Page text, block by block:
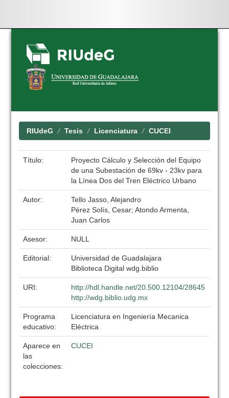
Skip
navigation
RIUdeG Tesis Licenciatura CUCEI
Título:
Proyecto Cálculo y Selección del Equipo
de una Subestación de 69kv - 23kv para
la Línea Dos del Tren Eléctrico Urbano
Autor:
Tello Jasso, Alejandro
Pérez Solís, Cesar; Atondo Armenta,
Juan Carlos
Asesor: NULL
Editorial:
Universidad de Guadalajara
Biblioteca Digital wdg.biblio
URI:
http://hdl.handle.net/20.500.12104/28645
http://wdg.biblio.udg.mx
Programa
educativo:
Licenciatura en Ingeniería Mecanica
Eléctrica
Aparece en
las
colecciones:
CUCEI